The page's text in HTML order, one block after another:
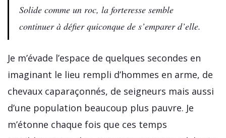
Solide comme un roc, la forteresse semble
continuer à défier quiconque de s’emparer d’elle.
Je m’évade l’espace de quelques secondes en
imaginant le lieu rempli d’hommes en arme, de
chevaux caparaçonnés, de seigneurs mais aussi
d’une population beaucoup plus pauvre. Je
m’étonne chaque fois que ces temps